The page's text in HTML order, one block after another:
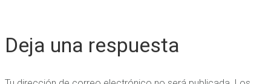
Deja una respuesta